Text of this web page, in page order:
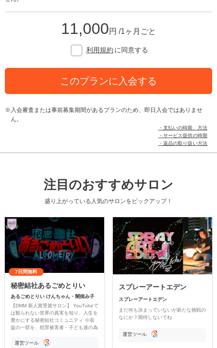
11,000円 /1ヶ月ごと
利用規約 に同意する
このプランに入会する
入会審査または事前募集期間があるプランのため、即日入会ではありませ
ん。
・支払いの時期、方法
・サービス提供の時期
・返品の取り扱い方法
注目のおすすめサロン
盛り上がっている人気のサロンをピックアップ！
7日間無料
秘密結社あるごめとりい
あるごめとりい けんちゃん・闇病み子
【DMM 新人賞受賞サロン】 YouTubeで
は観られない世界の真実を知り、人生を
豊かにする秘密結社コミュニティ ※収
益の一部を、犯罪被害者・子ども達の為
す運営ツール
スプレーアートエデン
スプレーアートエデン
まだ何も決まっていないが新たな挑戦の
なにか？期待しないでね
運営ツール